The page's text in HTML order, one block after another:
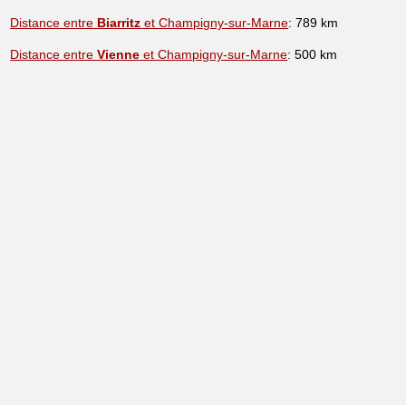
Distance entre Biarritz et Champigny-sur-Marne: 789 km
Distance entreVienne et Champigny-sur-Marne: 500 km